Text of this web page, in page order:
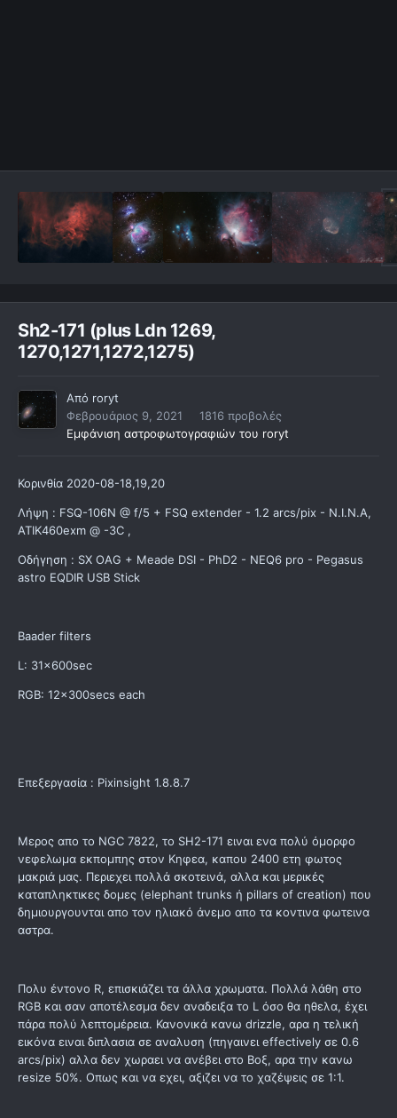
Sh2-171 (plus Ldn 1269,
1270,1271,1272,1275)
Από roryt
Φεβρουάριος 9, 2021
1816 προβολές
Εμφάνιση αστροφωτογραφιών του roryt
Κορινθία 2020-08-18,19,20
Λήψη : FSQ-106N @ f/5 + FSQ extender - 1.2 arcs/pix - N.I.N.A,
ΑΤΙΚ460exm @ -3C ,
Οδήγηση : SX OAG + Meade DSI - PhD2 - NEQ6 pro - Pegasus
astro EQDIR USB Stick
Baader filters
L: 31x600sec
RGB: 12x300secs each
Επεξεργασία : Pixinsight 1.8.8.7
Μερος απο το NGC 7822, το SH2-171 ειναι ενα πολύ όμορφο
νεφελωμα εκπομπης στον Κηφεα, καπου 2400 ετη φωτος
μακριά μας. Περιεχει πολλά σκοτεινά, αλλα και μερικές
καταπληκτικες δομες (elephant trunks ή pillars of creation) που
δημιουργουνται απο τον ηλιακό άνεμο απο τα κοντινα φωτεινα
αστρα.
Πολυ έντονο R, επισκιάζει τα άλλα χρωματα. Πολλά λάθη στο
RGB και σαν αποτέλεσμα δεν αναδειξα το L όσο θα ηθελα, έχει
πάρα πολύ λεπτομέρεια. Κανονικά κανω drizzle, αρα η τελική
εικόνα ειναι διπλασια σε αναλυση (πηγαινει effectively σε 0.6
arcs/pix) αλλα δεν χωραει να ανέβει στο Βοξ, αρα την κανω
resize 50%. Οπως και να εχει, αξιζει να το χαζέψεις σε 1:1.